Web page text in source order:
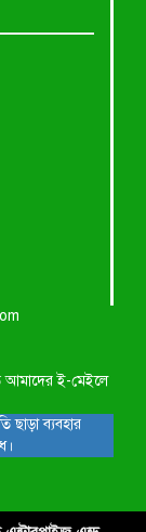
আমাদের ই-মেইলে
ব্যবহার